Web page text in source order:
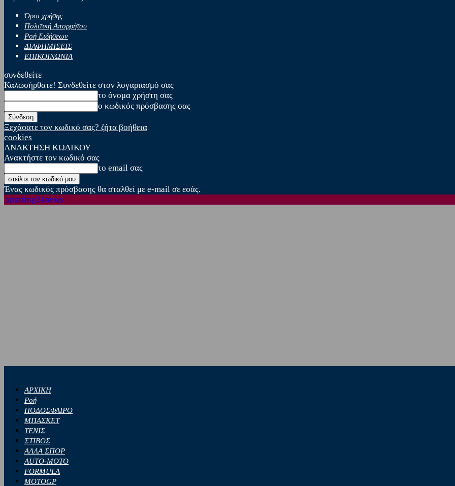
Όροι χρήσης
Πολιτική Απορρήτου
Ροή Ειδήσεων
ΔΙΑΦΗΜΙΣΕΙΣ
ΕΠΙΚΟΙΝΩΝΙΑ
συνδεθείτε
Καλωσήρθατε! Συνδεθείτε στον λογαριασμό σας
το όνομα χρήστη σας
ο κωδικός πρόσβασης σας
Ξεχάσατε τον κωδικό σας? ζήτα βοήθεια
cookies
ΑΝΑΚΤΗΣΗ ΚΩΔΙΚΟΥ
Ανακτήστε τον κωδικό σας
το email σας
Ένας κωδικός πρόσβασης θα σταλθεί με e-mail σε εσάς.
sporting24news
ΑΡΧΙΚΗ
Ροή
ΠΟΔΟΣΦΑΙΡΟ
ΜΠΑΣΚΕΤ
ΤΕΝΙΣ
ΣΤΙΒΟΣ
ΑΛΛΑ ΣΠΟΡ
AUTO-MOTO
FORMULA
MOTOGP